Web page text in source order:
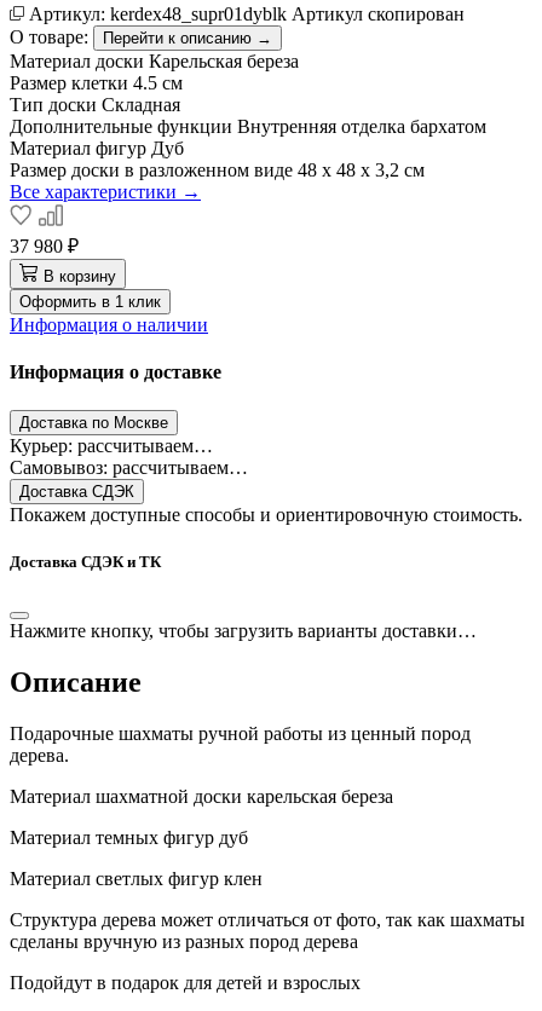
Артикул: kerdex48_supr01dyblk Артикул скопирован
О товаре:
Перейти к описанию →
Материал доски Карельская береза
Размер клетки 4.5 см
Тип доски Складная
Дополнительные функции Внутренняя отделка бархатом
Материал фигур Дуб
Размер доски в разложенном виде 48 х 48 х 3,2 см
Все характеристики →
37 980 ₽
В корзину
Оформить в 1 клик
Информация о наличии
Информация о доставке
Доставка по Москве
Курьер: рассчитываем…
Самовывоз: рассчитываем…
Доставка СДЭК
Покажем доступные способы и ориентировочную стоимость.
Доставка СДЭК и ТК
Нажмите кнопку, чтобы загрузить варианты доставки…
Описание
Подарочные шахматы ручной работы из ценный пород
дерева.
Материал шахматной доски карельская береза
Материал темных фигур дуб
Материал светлых фигур клен
Структура дерева может отличаться от фото, так как шахматы
сделаны вручную из разных пород дерева
Подойдут в подарок для детей и взрослых